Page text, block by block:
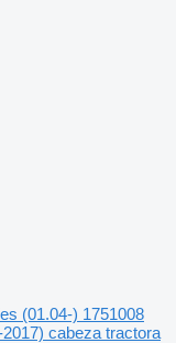
(01.04-) 1751008
cabeza tractora